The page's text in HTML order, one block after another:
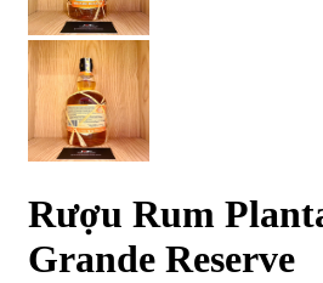
Rượu Rum
Grande Reserve